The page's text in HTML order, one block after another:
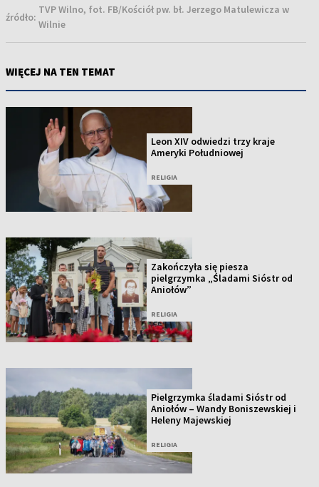
źródło:
TVP Wilno, fot. FB/Kościół pw. bł. Jerzego Matulewicza w
Wilnie
WIĘCEJ NA TEN TEMAT
Leon XIV odwiedzi trzy kraje
Ameryki Południowej
RELIGIA
Zakończyła się piesza
pielgrzymka „Śladami Sióstr od
Aniołów”
RELIGIA
Pielgrzymka śladami Sióstr od
Aniołów – Wandy Boniszewskiej i
Heleny Majewskiej
RELIGIA